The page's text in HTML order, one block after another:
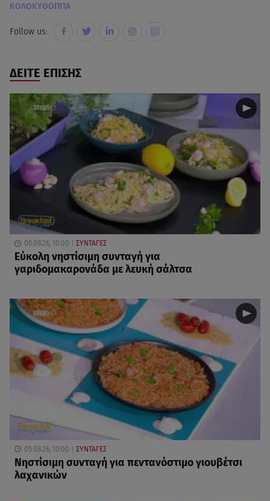
ΚΟΛΟΚΥΘΟΠΙΤΑ
Follow us:
ΔΕΙΤΕ ΕΠΙΣΗΣ
06.08.26, 10:00 ΣΥΝΤΑΓΕΣ
Eύκολη νηστίσιμη συνταγή για
γαριδομακαρονάδα με λευκή σάλτσα
05.08.26, 10:00 ΣΥΝΤΑΓΕΣ
Νηστίσιμη συνταγή για πεντανόστιμο γιουβέτσι
λαχανικών